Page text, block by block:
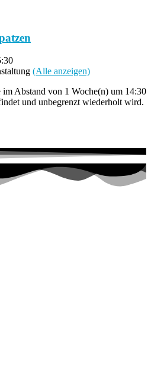
(Alle anzeigen)
im Abstand von 1 Woche(n) um 14:30
und unbegrenzt wiederholt wird.